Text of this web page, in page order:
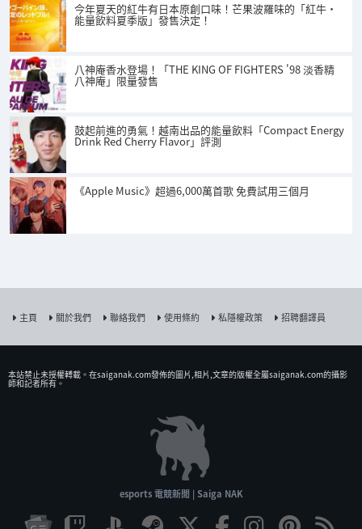
今年夏天的紅牛有日本原創口味！芒果波羅味的「紅牛・
能量飲料夏季版」發售決定！
八神庵香水登場！「THE KING OF FIGHTERS '98 淡香精
八神庵」限量發售
鼓起前進的勇氣！越南出品的能量飲料「Compact Energy
Drink Red Cherry Flavor」評測
《Apple Music》超過6,000萬首歌 免費試用三個月
主頁 關於我們 聯絡我們 使用條約 私隱權政策 招聘翻譯員
本站禁止未授權𨍭載。在saiganak.com發佈的圖片,相片,文章的版權全屬saiganak.com的攝影
師和記者所有。
esports 電競新聞 | Saiga NAK